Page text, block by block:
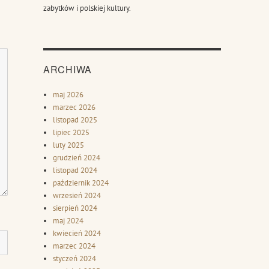
zabytków i polskiej kultury.
ARCHIWA
maj 2026
marzec 2026
listopad 2025
lipiec 2025
luty 2025
grudzień 2024
listopad 2024
październik 2024
wrzesień 2024
sierpień 2024
maj 2024
kwiecień 2024
marzec 2024
styczeń 2024